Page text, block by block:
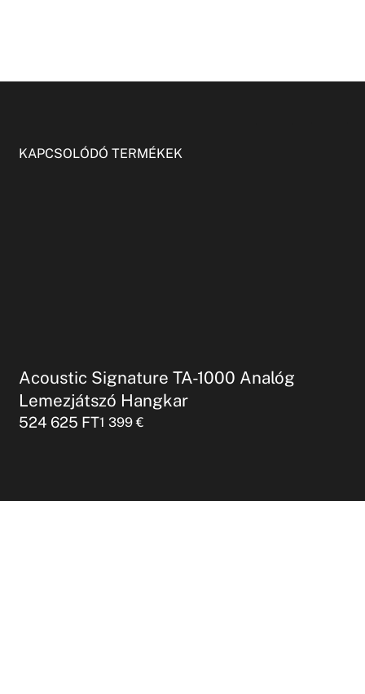
KAPCSOLÓDÓ TERMÉKEK
Acoustic Signature TA-1000 Analóg
Lemezjátszó Hangkar
524 625 FT1 399€